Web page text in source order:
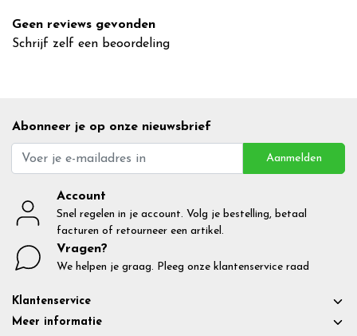
Geen reviews gevonden
Schrijf zelf een beoordeling
Abonneer je op onze nieuwsbrief
Aanmelden
Account
Snel regelen in je account. Volg je bestelling, betaal
facturen of retourneer een artikel.
Vragen?
We helpen je graag. Pleeg onze klantenservice raad
Klantenservice
Meer informatie